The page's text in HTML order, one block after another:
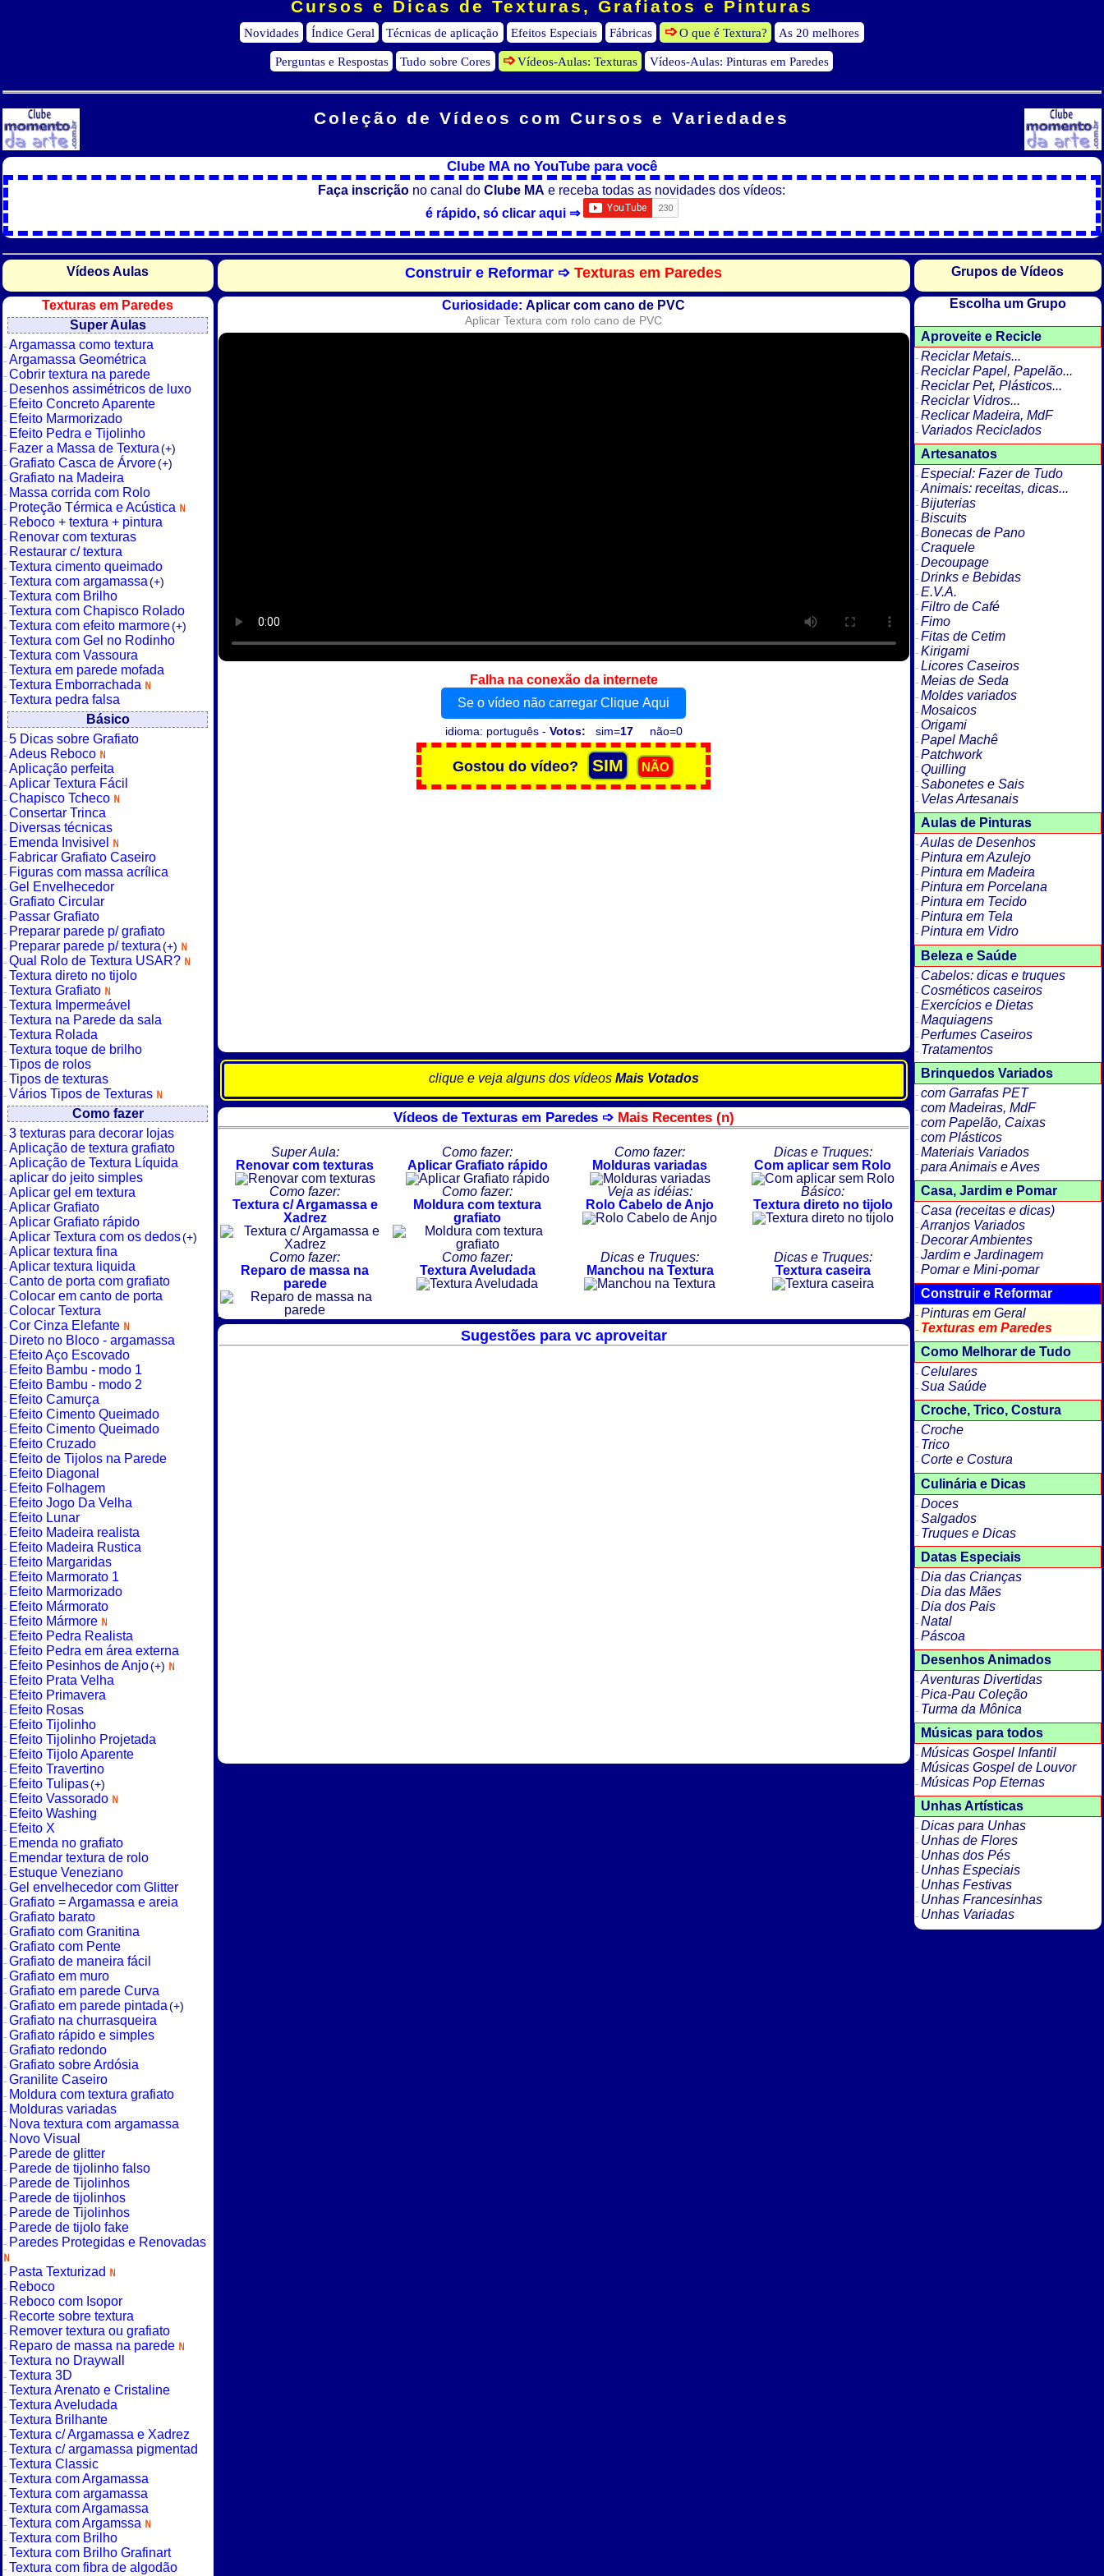
Cursos e Dicas de Texturas, Grafiatos e Pinturas
Novidades Índice Geral Técnicas de aplicação Efeitos Especiais Fábricas O que é Textura? As 20 melhores
Perguntas e Respostas Tudo sobre Cores Vídeos-Aulas: Texturas Vídeos-Aulas: Pinturas em Paredes
Coleção de Vídeos com Cursos e Variedades
Clube MA no YouTube para você
Faça inscrição no canal doClube MA e receba todas as novidades dos vídeos:
é rápido, só clicar aqui ⇒
Vídeos Aulas
Texturas em Paredes
Super Aulas
Argamassa como textura
Argamassa Geométrica
Cobrir textura na parede
Desenhos assimétricos de luxo
Efeito Concreto Aparente
Efeito Marmorizado
Efeito Pedra e Tijolinho
Fazer a Massa de Textura (+)
Grafiato Casca de Árvore(+)
Grafiato na Madeira
Massa corrida com Rolo
Proteção Térmica e Acústica
Reboco + textura + pintura
Renovar com texturas
Restaurar c/ textura
Textura cimento queimado
Textura com argamassa (+)
Textura com Brilho
Textura com Chapisco Rolado
Textura com efeito marmore(+)
Textura com Gel no Rodinho
Textura com Vassoura
Textura em parede mofada
Textura Emborrachada
Textura pedra falsa
Básico
5 Dicas sobre Grafiato
Adeus Reboco
Aplicação perfeita
Aplicar Textura Fácil
Chapisco Tcheco
Consertar Trinca
Diversas técnicas
Emenda Invisivel
Fabricar Grafiato Caseiro
Figuras com massa acrílica
Gel Envelhecedor
Grafiato Circular
Passar Grafiato
Preparar parede p/ grafiato
Preparar parede p/ textura (+)
Qual Rolo de Textura USAR?
Textura direto no tijolo
Textura Grafiato
Textura Impermeável
Textura na Parede da sala
Textura Rolada
Textura toque de brilho
Tipos de rolos
Tipos de texturas
Vários Tipos de Texturas
Como fazer
3 texturas para decorar lojas
Aplicação de textura grafiato
Aplicação de Textura Líquida
aplicar do jeito simples
Aplicar gel em textura
Aplicar Grafiato
Aplicar Grafiato rápido
Aplicar Textura com os dedos(+)
Aplicar textura fina
Aplicar textura liquida
Canto de porta com grafiato
Colocar em canto de porta
Colocar Textura
Cor Cinza Elefante
Direto no Bloco - argamassa
Efeito Aço Escovado
Efeito Bambu - modo 1
Efeito Bambu - modo 2
Efeito Camurça
Efeito Cimento Queimado
Efeito Cimento Queimado
Efeito Cruzado
Efeito de Tijolos na Parede
Efeito Diagonal
Efeito Folhagem
Efeito Jogo Da Velha
Efeito Lunar
Efeito Madeira realista
Efeito Madeira Rustica
Efeito Margaridas
Efeito Marmorato 1
Efeito Marmorizado
Efeito Mármorato
Efeito Mármore
Efeito Pedra Realista
Efeito Pedra em área externa
Efeito Pesinhos de Anjo(+)
Efeito Prata Velha
Efeito Primavera
Efeito Rosas
Efeito Tijolinho
Efeito Tijolinho Projetada
Efeito Tijolo Aparente
Efeito Travertino
Efeito Tulipas(+)
Efeito Vassorado
Efeito Washing
Efeito X
Emenda no grafiato
Emendar textura de rolo
Estuque Veneziano
Gel envelhecedor com Glitter
Grafiato = Argamassa e areia
Grafiato barato
Grafiato com Granitina
Grafiato com Pente
Grafiato de maneira fácil
Grafiato em muro
Grafiato em parede Curva
Grafiato em parede pintada (+)
Grafiato na churrasqueira
Grafiato rápido e simples
Grafiato redondo
Grafiato sobre Ardósia
Granilite Caseiro
Moldura com textura grafiato
Molduras variadas
Nova textura com argamassa
Novo Visual
Parede de glitter
Parede de tijolinho falso
Parede de Tijolinhos
Parede de tijolinhos
Parede de Tijolinhos
Parede de tijolo fake
Paredes Protegidas e Renovadas
Pasta Texturizad
Reboco
Reboco com Isopor
Recorte sobre textura
Remover textura ou grafiato
Reparo de massa na parede
Textura no Draywall
Textura 3D
Textura Arenato e Cristaline
Textura Aveludada
Textura Brilhante
Textura c/ Argamassa e Xadrez
Textura c/ argamassa pigmentad
Textura Classic
Textura com Argamassa
Textura com argamassa
Textura com Argamassa
Textura com Argamssa
Textura com Brilho
Textura com Brilho Grafinart
Textura com fibra de algodão
Construir e Reformar ➩Texturas em Paredes
Curiosidade:Aplicar com cano de PVC
Aplicar Textura com rolo cano de PVC
Falha na conexão da internete
Se o vídeo não carregar Clique Aqui
idioma: português - Votos: sim=17não=0
clique e veja alguns dos vídeos Mais Votados
Vídeos de Texturas em Paredes ➩ Mais Recentes (n)
Super Aula:
Renovar com texturas
Como fazer:
Aplicar Grafiato rápido
Como fazer:
Molduras variadas
Dicas e Truques:
Com aplicar sem Rolo
Como fazer:
Textura c/ Argamassa e
Xadrez
Como fazer:
Moldura com textura
grafiato
Veja as idéias:
Rolo Cabelo de Anjo
Básico:
Textura direto no tijolo
Como fazer:
Reparo de massa na
parede
Como fazer:
Textura Aveludada
Dicas e Truques:
Manchou na Textura
Dicas e Truques:
Textura caseira
Sugestões para vc aproveitar
Grupos de Vídeos
Escolha um Grupo
Aproveite e Recicle
Reciclar Metais...
Reciclar Papel, Papelão...
Reciclar Pet, Plásticos...
Reciclar Vidros...
Reclicar Madeira, MdF
Variados Reciclados
Artesanatos
Especial: Fazer de Tudo
Animais: receitas, dicas...
Bijuterias
Biscuits
Bonecas de Pano
Craquele
Decoupage
Drinks e Bebidas
E.V.A.
Filtro de Café
Fimo
Fitas de Cetim
Kirigami
Licores Caseiros
Meias de Seda
Moldes variados
Mosaicos
Origami
Papel Machê
Patchwork
Quilling
Sabonetes e Sais
Velas Artesanais
Aulas de Pinturas
Aulas de Desenhos
Pintura em Azulejo
Pintura em Madeira
Pintura em Porcelana
Pintura em Tecido
Pintura em Tela
Pintura em Vidro
Beleza e Saúde
Cabelos: dicas e truques
Cosméticos caseiros
Exercícios e Dietas
Maquiagens
Perfumes Caseiros
Tratamentos
Brinquedos Variados
com Garrafas PET
com Madeiras, MdF
com Papelão, Caixas
com Plásticos
Materiais Variados
para Animais e Aves
Casa, Jardim e Pomar
Casa (receitas e dicas)
Arranjos Variados
Decorar Ambientes
Jardim e Jardinagem
Pomar e Mini-pomar
Construir e Reformar
Pinturas em Geral
Texturas em Paredes
Como Melhorar de Tudo
Celulares
Sua Saúde
Croche, Trico, Costura
Croche
Trico
Corte e Costura
Culinária e Dicas
Doces
Salgados
Truques e Dicas
Datas Especiais
Dia das Crianças
Dia das Mães
Dia dos Pais
Natal
Páscoa
Desenhos Animados
Aventuras Divertidas
Pica-Pau Coleção
Turma da Mônica
Músicas para todos
Músicas Gospel Infantil
Músicas Gospel de Louvor
Músicas Pop Eternas
Unhas Artísticas
Dicas para Unhas
Unhas de Flores
Unhas dos Pés
Unhas Especiais
Unhas Festivas
Unhas Francesinhas
Unhas Variadas